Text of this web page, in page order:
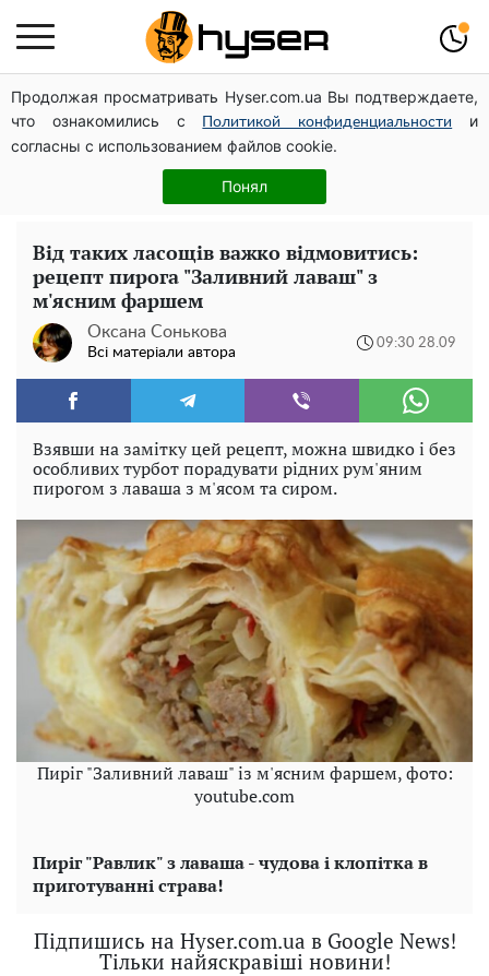
Продолжая просматривать Hyser.com.ua Вы подтверждаете,
что ознакомились с
Политикой конфиденциальности
и
согласны с использованием файлов cookie.
Понял
Гола Олена Тополя у цікавих позах змусила відвисати
щелепи: злив відео – було лише початком
Весь секрет в одній таблетці аспірину: рецепт хрумкої
та соковитої капусти на зиму. Навіть п'яти банок вам
Від таких ласощів важко відмовитись:
рецепт пирога "Заливний лаваш" з
м'ясним фаршем
Оксана Сонькова
Всі матеріали автора
09:30 28.09
Взявши на замітку цей рецепт, можна швидко і без
особливих турбот порадувати рідних рум'яним
пирогом з лаваша з м'ясом та сиром.
Пиріг "Заливний лаваш" із м'ясним фаршем, фото:
youtube.com
Пиріг "Равлик" з лаваша - чудова і клопітка в
приготуванні страва!
Підпишись на Hyser.com.ua в Google News!
Тільки найяскравіші новини!